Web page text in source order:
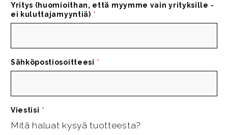
Yritys (huomioithan, että myymme vain yrityksille -
ei kuluttajamyyntiä) *
Sähköpostiosoitteesi *
Viestisi *
Mitä haluat kysyä tuotteesta?